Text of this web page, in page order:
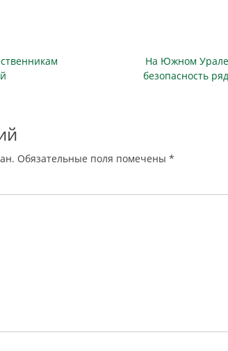
распространенных способов…
не
Следующая
публикация
На Южном Урале
безопасность
Обязательные поля помечены *